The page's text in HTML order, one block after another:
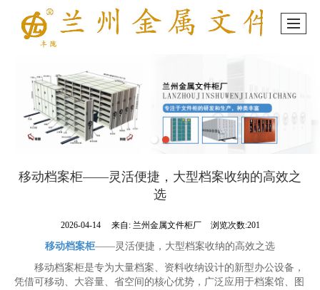
移动档案柜——灵活便捷，大型档案收纳的高效之
选
2026-04-14 来自: 兰州金属文件柜厂 浏览次数:201
移动档案柜——灵活便捷，大型档案收纳的高效之选
移动档案柜是专为大量档案、资料收纳设计的新型办公设备，
凭借可移动、大容量、省空间的核心优势，广泛应用于档案馆、图